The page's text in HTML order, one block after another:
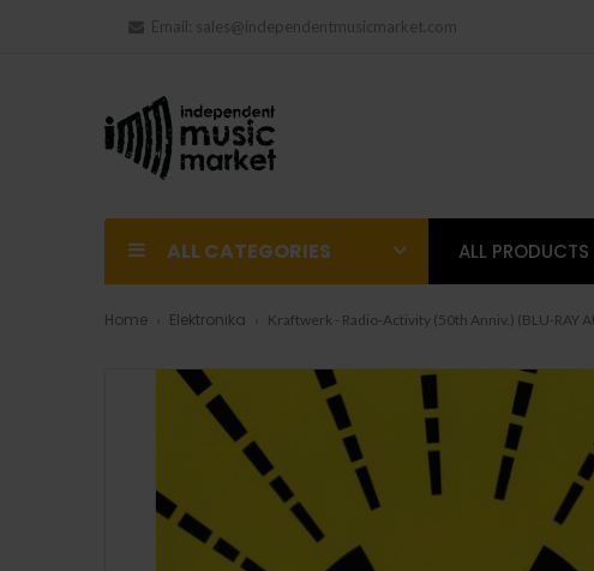
Email: sales@independentmusicmarket.com
ALL CATEGORIES ALL PRODUCTS
Home Elektronika Kraftwerk - Radio-Activity (50th Anniv.) (BLU-RAY